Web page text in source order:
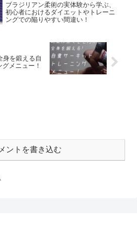
ブラジリアン柔術の実体験から学ぶ、
初心者におけるダイエットやトレーニ
ングでの陥りやすい間違い！
身を鍛える自
メニュー！
ントを書き込む